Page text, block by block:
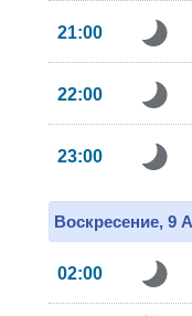
21:00
22:00
23:00
Воскресение, 9
02:00